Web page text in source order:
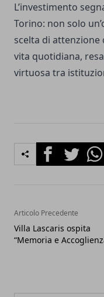
L’investimento
Torino: non solo
scelta di attenzione
vita quotidiana,
virtuosa tra
FacebookTwitter
Articolo Precedente
Villa Lascaris ospita
“Memoria e